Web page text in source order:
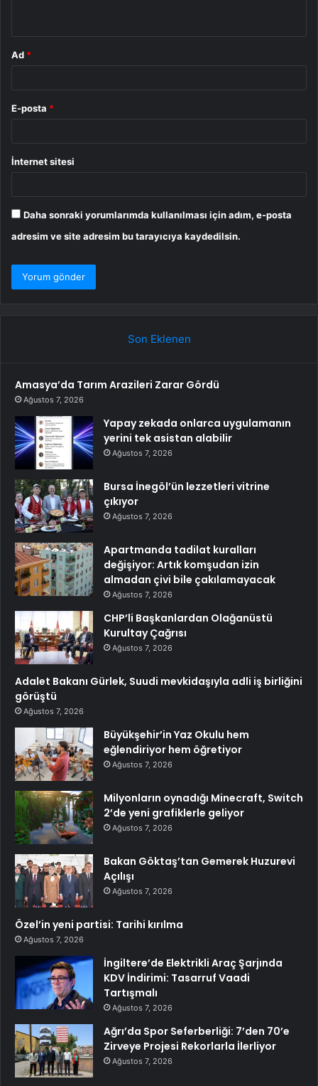
Ad *
E-posta *
İnternet sitesi
Daha sonraki yorumlarımda kullanılması için adım, e-posta
adresim ve site adresim bu tarayıcıya kaydedilsin.
Son Eklenen
Amasya’da Tarım Arazileri Zarar Gördü
Ağustos 7, 2026
Yapay zekada onlarca uygulamanın
yerini tek asistan alabilir
Ağustos 7, 2026
Bursa İnegöl’ün lezzetleri vitrine
çıkıyor
Ağustos 7, 2026
Apartmanda tadilat kuralları
değişiyor: Artık komşudan izin
almadan çivi bile çakılamayacak
Ağustos 7, 2026
CHP’li Başkanlardan Olağanüstü
Kurultay Çağrısı
Ağustos 7, 2026
Adalet Bakanı Gürlek, Suudi mevkidaşıyla adli iş birliğini
görüştü
Ağustos 7, 2026
Büyükşehir’in Yaz Okulu hem
eğlendiriyor hem öğretiyor
Ağustos 7, 2026
Milyonların oynadığı Minecraft, Switch
2’de yeni grafiklerle geliyor
Ağustos 7, 2026
Bakan Göktaş’tan Gemerek Huzurevi
Açılışı
Ağustos 7, 2026
Özel’in yeni partisi: Tarihi kırılma
Ağustos 7, 2026
İngiltere’de Elektrikli Araç Şarjında
KDV İndirimi: Tasarruf Vaadi
Tartışmalı
Ağustos 7, 2026
Ağrı’da Spor Seferberliği: 7’den 70’e
Zirveye Projesi Rekorlarla İlerliyor
Ağustos 7, 2026